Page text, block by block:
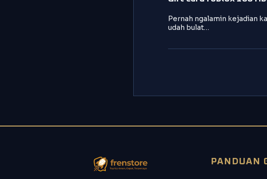
Pernah ngalamin kejadian
udah bulat…
PANDUAN